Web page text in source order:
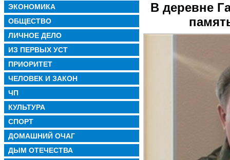
ЭКОНОМИКА
ОБЩЕСТВО
ЛИЧНОЕ ДЕЛО
ИЗ ПЕРВЫХ УСТ
ПРИОРИТЕТ
ЧЕЛОВЕК И ЗАКОН
ЧП
КУЛЬТУРА
СПОРТ
ДОМАШНИЙ ОЧАГ
ДЫМ ОТЕЧЕСТВА
В деревне